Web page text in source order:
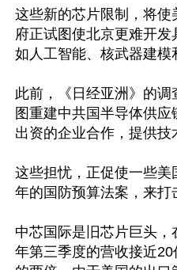
这些新的芯片限制，将
府正试图使北京更难开发
如人工智能、核武器建模
此前，《日经亚洲》的
图重建中共国半导体供
出资的企业合作，提供技
这些担忧，正促使一些
年的国防预算法案，来打
中芯国际是旧芯片巨头
年第三季度的营收接近